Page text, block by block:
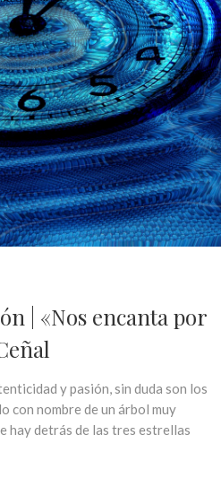
| «Nos encanta por
y pasión, sin duda son los
con nombre de un árbol muy
hay detrás de las tres estrellas